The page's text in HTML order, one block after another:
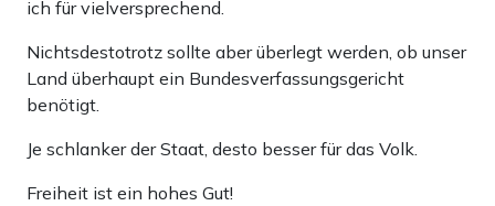
ich für vielversprechend.
Nichtsdestotrotz sollte aber überlegt werden, ob unser
Land überhaupt ein Bundesverfassungsgericht
benötigt.
Je schlanker der Staat, desto besser für das Volk.
Freiheit ist ein hohes Gut!